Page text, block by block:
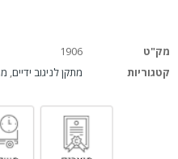
מק"ט
1906
קטגוריות
מתקן לניגוב ידיים,